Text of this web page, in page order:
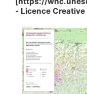
- Licence Creative